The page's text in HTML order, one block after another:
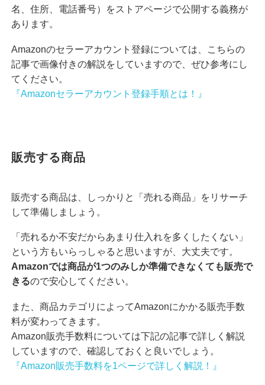
名、住所、電話番号）をストアページで公開する義務が
あります。
Amazonのセラーアカウント登録については、こちらの
記事で画像付きの解説をしていますので、ぜひ参考にし
てください。
『Amazonセラーアカウント登録手順とは！』
販売する商品
販売する商品は、しっかりと「売れる商品」をリサーチ
して準備しましょう。
「売れるか不安だからあまり仕入れを多くしたくない」
という方もいらっしゃると思いますが、大丈夫です。
Amazonでは商品が1つのみしか準備できなくても販売で
きるので安心してください。
また、商品カテゴリによってAmazonにかかる販売手数
料が変わってきます。
Amazon販売手数料については下記の記事で詳しく解説
していますので、確認しておくと良いでしょう。
『Amazon販売手数料を1ページで詳しく解説！』